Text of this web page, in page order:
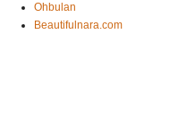
Ohbulan
Beautifulnara.com